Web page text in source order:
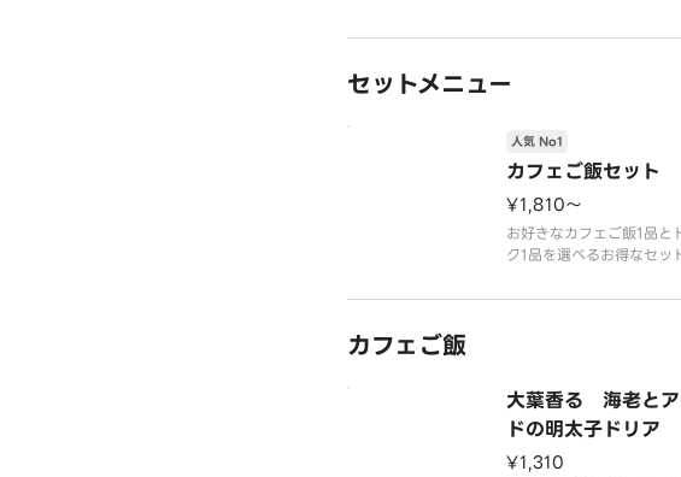
ぶりつくようなみずみ
セットメニュー
カフェご飯セット
人気 No1
¥1,810〜
お好きなカフェご飯1品と
ク1品を選べるお得なセッ
カフェご飯
大葉香る 海老とア
ドの明太子ドリア
¥1,310